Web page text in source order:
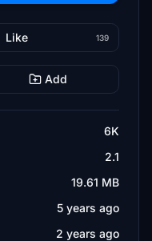
Like 139
Add
6K
2.1
19.61 MB
5 years ago
2 years ago